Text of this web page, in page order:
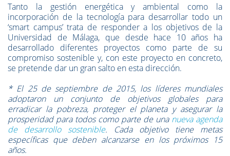
Tanto la gestión energética y ambiental como la
incorporación de la tecnología para desarrollar todo un
‘smart campus’ trata de responder a los objetivos de la
Universidad de Málaga, que desde hace 10 años ha
desarrollado diferentes proyectos como parte de su
compromiso sostenible y, con este proyecto en concreto,
se pretende dar un gran salto en esta dirección.
* El 25 de septiembre de 2015, los líderes mundiales
adoptaron un conjunto de objetivos globales para
erradicar la pobreza, proteger el planeta y asegurar la
prosperidad para todos como parte de una nueva agenda
de desarrollo sostenible. Cada objetivo tiene metas
específicas que deben alcanzarse en los próximos 15
años.